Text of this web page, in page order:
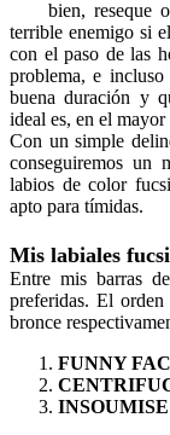
bien, reseque
terrible enemigo si
con el paso de las
problema, e
buena duración y
ideal es, en el
Con un simple
conseguiremos un
labios de color
apto para tímidas.
Mis labiales
Entre mis barras
preferidas. El
bronce
FUNNY